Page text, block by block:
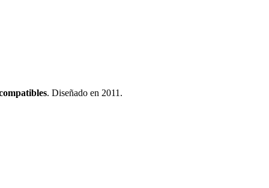
. Diseñado en 2011 .